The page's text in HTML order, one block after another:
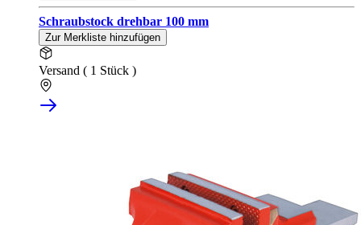
Schraubstock drehbar 100 mm
Zur Merkliste hinzufügen
Versand ( 1 Stück )